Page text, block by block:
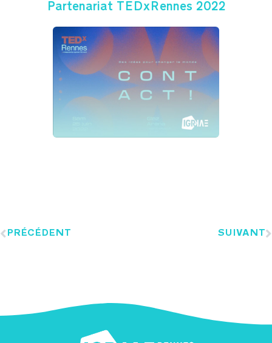
Partenariat TEDxRennes 2022
PRÉCÉDENT SUIVANT